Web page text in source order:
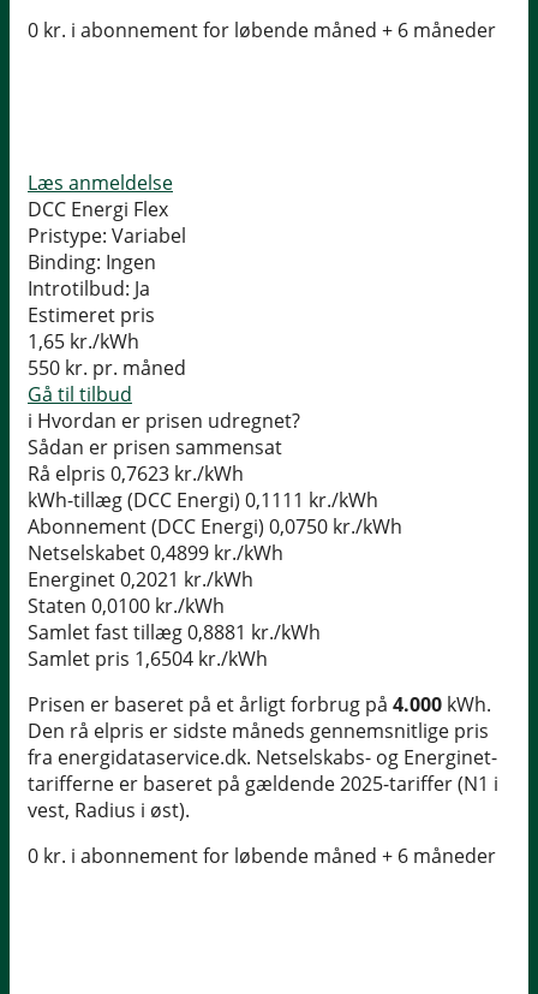
0 kr. i abonnement for løbende måned + 6 måneder
Læs anmeldelse
DCC Energi Flex
Pristype: Variabel
Binding: Ingen
Introtilbud: Ja
Estimeret pris
1,65 kr./kWh
550 kr. pr. måned
Gå til tilbud
i Hvordan er prisen udregnet?
Sådan er prisen sammensat
Rå elpris 0,7623 kr./kWh
kWh-tillæg (DCC Energi) 0,1111 kr./kWh
Abonnement (DCC Energi) 0,0750 kr./kWh
Netselskabet0,4899 kr./kWh
Energinet0,2021 kr./kWh
Staten 0,0100 kr./kWh
Samlet fast tillæg0,8881 kr./kWh
Samlet pris 1,6504 kr./kWh
Prisen er baseret på et årligt forbrug på 4.000 kWh.
Den rå elpris er sidste måneds gennemsnitlige pris
fra energidataservice.dk. Netselskabs- og Energinet-
tarifferne er baseret på gældende 2025-tariffer (N1 i
vest, Radius i øst).
0 kr. i abonnement for løbende måned + 6 måneder